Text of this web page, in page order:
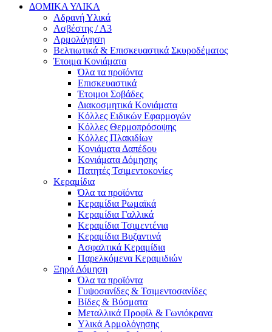
ΔΟΜΙΚΑ ΥΛΙΚΑ
Αδρανή Υλικά
Ασβέστης / Α3
Αρμολόγηση
Βελτιωτικά & Επισκευαστικά Σκυροδέματος
Έτοιμα Κονιάματα
Όλα τα προϊόντα
Επισκευαστικά
Έτοιμοι Σοβάδες
Διακοσμητικά Κονιάματα
Κόλλες Ειδικών Εφαρμογών
Κόλλες Θερμοπρόσοψης
Κόλλες Πλακιδίων
Κονιάματα Δαπέδου
Κονιάματα Δόμησης
Πατητές Τσιμεντοκονίες
Κεραμίδια
Όλα τα προϊόντα
Κεραμίδια Ρωμαϊκά
Κεραμίδια Γαλλικά
Κεραμίδια Τσιμεντένια
Κεραμίδια Βυζαντινά
Ασφαλτικά Κεραμίδια
Παρελκόμενα Κεραμιδιών
Ξηρά Δόμηση
Όλα τα προϊόντα
Γυψοσανίδες & Τσιμεντοσανίδες
Βίδες & Βύσματα
Μεταλλικά Προφίλ & Γωνιόκρανα
Υλικά Αρμολόγησης